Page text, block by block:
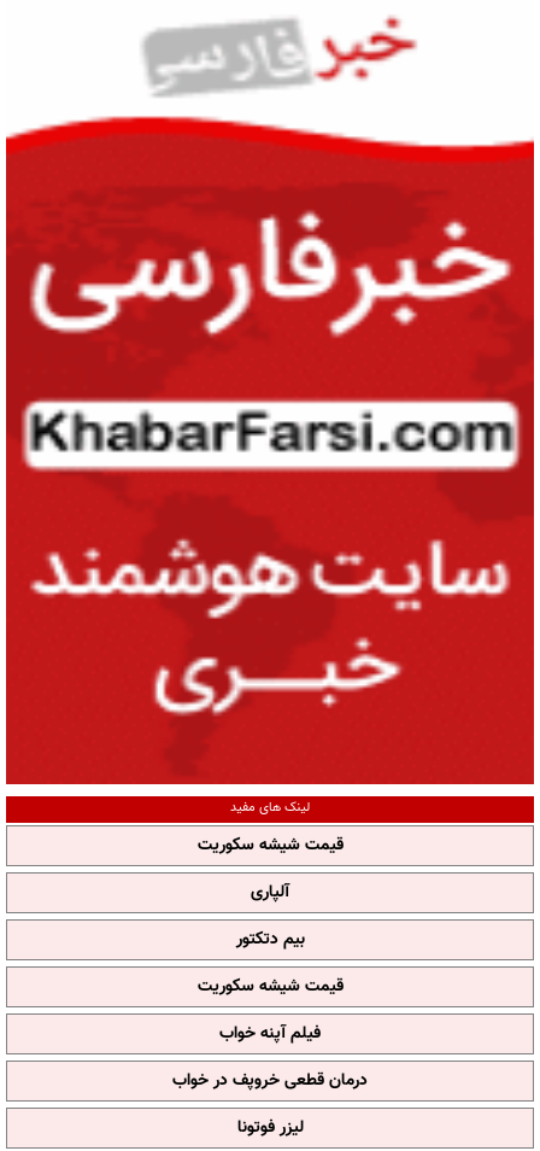
لینک های مفید
قیمت شیشه سکوریت
آلپاری
بیم دتکتور
قیمت شیشه سکوریت
فیلم آپنه خواب
درمان قطعی خروپف در خواب
لیزر فوتونا